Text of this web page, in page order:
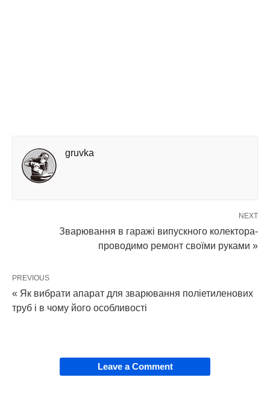
gruvka
NEXT
Зварювання в гаражі випускного колектора-
проводимо ремонт своїми руками »
PREVIOUS
« Як вибрати апарат для зварювання поліетиленових
труб і в чому його особливості
Leave a Comment